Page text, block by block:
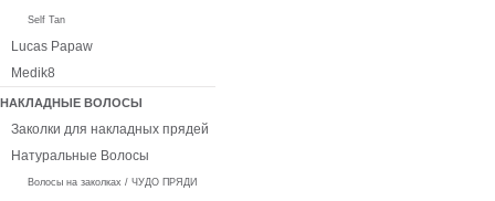
Self Tan
Lucas Papaw
Medik8
НАКЛАДНЫЕ ВОЛОСЫ
Заколки для накладных прядей
Натуральные Волосы
Волосы на заколках / ЧУДО ПРЯДИ